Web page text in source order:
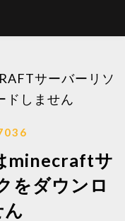
サーバーリソ
ドしません
minecraftサ
をダウンロ
ん